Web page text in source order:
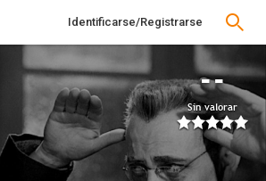
Identificarse/Registrarse
--
Sin valorar